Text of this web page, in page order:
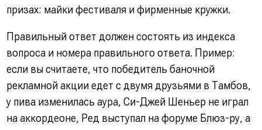
призах: майки фестиваля и фирменные кружки.
Правильный ответ должен состоять из индекса
вопроса и номера правильного ответа. Пример:
если вы считаете, что победитель баночной
рекламной акции едет с двумя друзьями в Тамбов,
у пива изменилась аура, Си-Джей Шеньер не играл
на аккордеоне, Ред выступал на форуме Блюз-ру, а